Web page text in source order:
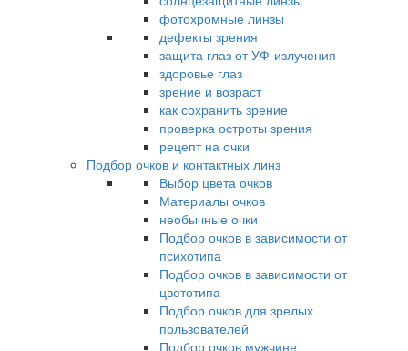
фотохромные линзы
дефекты зрения
защита глаз от УФ-излучения
здоровье глаз
зрение и возраст
как сохранить зрение
проверка остроты зрения
рецепт на очки
Подбор очков и контактных линз
Выбор цвета очков
Материалы очков
необычные очки
Подбор очков в зависимости от
психотипа
Подбор очков в зависимости от
цветотипа
Подбор очков для зрелых
пользователей
Подбор очков мужчине